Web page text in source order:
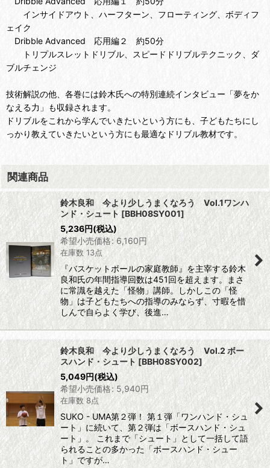
インサイドアウト、ハーフターン、フローティング、ボディフ
ェイク
Dribble Advanced 応用編２ 約50分
トリプルスレットドリブル、スピードドリブルテクニック、ダ
ブルチェンジ
技術解説の他、各巻には鈴木氏への特別連続インタビュー「夢をか
なえる力」も収録されます。
ドリブルをこれから学んでいきたいという方にも、子どもたちにし
っかり教えていきたいという方にも最適なドリブル教材です。
関連商品
鈴木良和 今より少しうまくなろう Vol.1ワンハ
ンド・シュート [BBH08SY001]
5,236円(税込)
希望小売価格: 6,160円
在庫数 13点
『バスケットボールの家庭教師』を主宰する鈴木
良和氏の年間指導回数は451回を超えます。まさ
に常識を越えた「怪物」講師。しかしこの「怪
物」は子どもたちへの指導のみならず、寸暇を惜
しんで自らよく学び、後進…
鈴木良和 今より少しうまくなろう Vol.2 ボー
スハンド・シュート [BBH08SY002]
5,049円(税込)
希望小売価格: 5,940円
在庫数 8点
SUKO - UMA第２弾！ 第１弾「ワンハンド・シュ
ート」に続いて、第２弾は「ボースハンド・シュ
ート」。 これまで「シュート」として一括して語
られることの多かった「ボースハンド・シュー
ト」ですが…